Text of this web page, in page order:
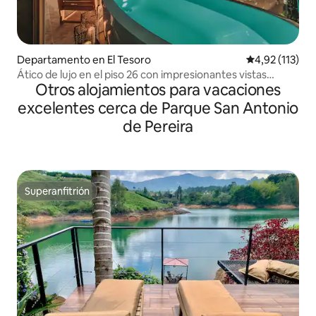
Departamento en El Tesoro Calificación
4,92 (113)
Ático de lujo en el piso 26 con impresionantes vistas
privadas
Otros alojamientos para vacaciones
excelentes cerca de Parque San Antonio
de Pereira
Superanfitrión
Superanfitrión